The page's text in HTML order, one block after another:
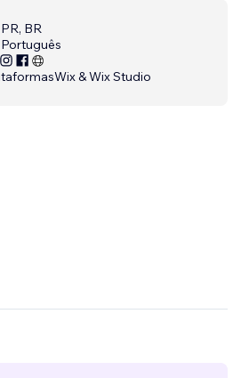
PR, BR
Português
Wix & Wix Studio